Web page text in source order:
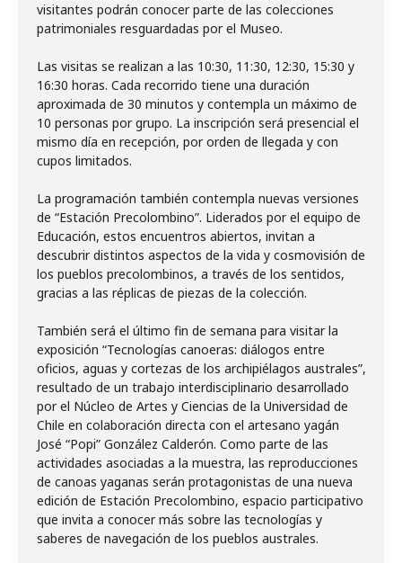
visitantes podrán conocer parte de las colecciones
patrimoniales resguardadas por el Museo.
Las visitas se realizan a las 10:30, 11:30, 12:30, 15:30 y
16:30 horas. Cada recorrido tiene una duración
aproximada de 30 minutos y contempla un máximo de
10 personas por grupo. La inscripción será presencial el
mismo día en recepción, por orden de llegada y con
cupos limitados.
La programación también contempla nuevas versiones
de “Estación Precolombino”. Liderados por el equipo de
Educación, estos encuentros abiertos, invitan a
descubrir distintos aspectos de la vida y cosmovisión de
los pueblos precolombinos, a través de los sentidos,
gracias a las réplicas de piezas de la colección.
También será el último fin de semana para visitar la
exposición “Tecnologías canoeras: diálogos entre
oficios, aguas y cortezas de los archipiélagos australes”,
resultado de un trabajo interdisciplinario desarrollado
por el Núcleo de Artes y Ciencias de la Universidad de
Chile en colaboración directa con el artesano yagán
José “Popi” González Calderón. Como parte de las
actividades asociadas a la muestra, las reproducciones
de canoas yaganas serán protagonistas de una nueva
edición de Estación Precolombino, espacio participativo
que invita a conocer más sobre las tecnologías y
saberes de navegación de los pueblos australes.